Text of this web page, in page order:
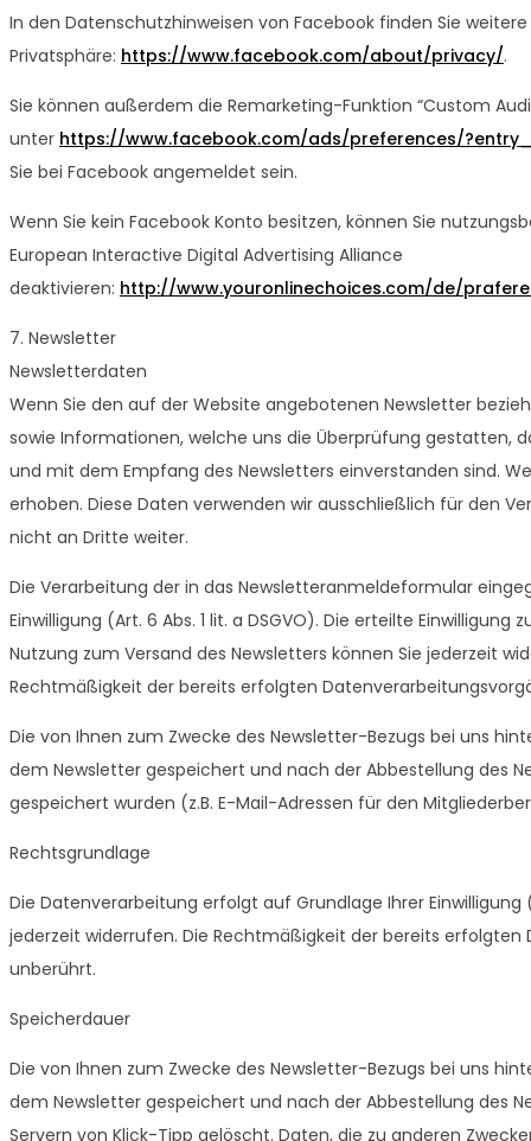
In den Datenschutzhinweisen von Facebook finden Sie
Privatsphäre: https://www.facebook.com/about/privacy/.
Sie können außerdem die Remarketing-Funktion “Custom
unter https://www.facebook.com/ads/preferences/
Sie bei Facebook angemeldet sein.
Wenn Sie kein Facebook Konto besitzen, können Sie
European Interactive Digital Advertising Alliance
deaktivieren: http://www.youronlinechoices.com/de/
7. Newsletter
Newsletterdaten
Wenn Sie den auf der Website angebotenen Newsletter
sowie Informationen, welche uns die Überprüfung gestatten,
und mit dem Empfang des Newsletters einverstanden sind.
erhoben. Diese Daten verwenden wir ausschließlich für den
nicht an Dritte weiter.
Die Verarbeitung der in das Newsletteranmeldeformular
Einwilligung (Art. 6 Abs. 1 lit. a DSGVO). Die erteilte
Nutzung zum Versand des Newsletters können Sie jederzeit
Rechtmäßigkeit der bereits erfolgten
Die von Ihnen zum Zwecke des Newsletter-Bezugs bei uns
dem Newsletter gespeichert und nach der Abbestellung des
gespeichert wurden (z.B. E-Mail-Adressen für den
Rechtsgrundlage
Die Datenverarbeitung erfolgt auf Grundlage Ihrer Einwilligung
jederzeit widerrufen. Die Rechtmäßigkeit der bereits
unberührt.
Speicherdauer
Die von Ihnen zum Zwecke des Newsletter-Bezugs bei uns
dem Newsletter gespeichert und nach der Abbestellung des
Servern von Klick-Tipp gelöscht. Daten, die zu anderen